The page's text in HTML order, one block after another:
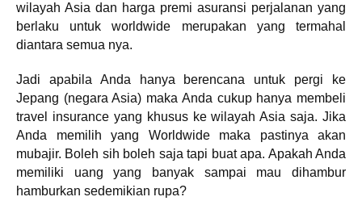
wilayah Asia dan harga premi asuransi perjalanan yang
berlaku untuk worldwide merupakan yang termahal
diantara semua nya.
Jadi apabila Anda hanya berencana untuk pergi ke
Jepang (negara Asia) maka Anda cukup hanya membeli
travel insurance yang khusus ke wilayah Asia saja. Jika
Anda memilih yang Worldwide maka pastinya akan
mubajir. Boleh sih boleh saja tapi buat apa. Apakah Anda
memiliki uang yang banyak sampai mau dihambur
hamburkan sedemikian rupa?